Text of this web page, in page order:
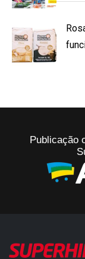
Publicação